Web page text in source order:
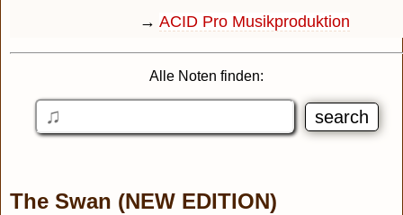
→ ACID Pro Musikproduktion
Alle Noten finden:
The Swan (NEW EDITION)